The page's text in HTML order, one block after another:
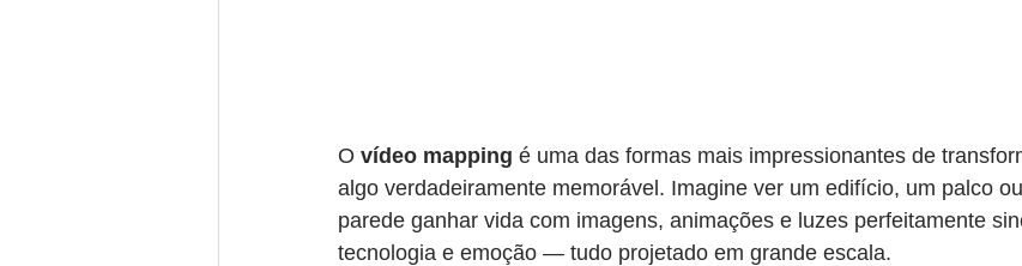
O vídeo mapping é uma das formas mais impressionantes de
algo verdadeiramente memorável. Imagine ver um edifício, um palco
parede ganhar vida com imagens, animações e luzes perfeitamente
tecnologia e emoção — tudo projetado em grande escala.